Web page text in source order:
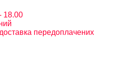
18.00
передоплачених